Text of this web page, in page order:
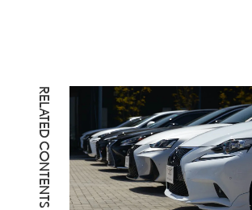
RELATED CONTENTS